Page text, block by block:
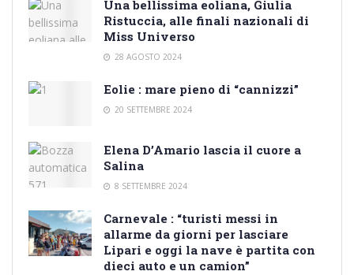
Una bellissima eoliana, Giulia
Ristuccia, alle finali nazionali di
Miss Universo
28 AGOSTO 2024
Eolie : mare pieno di “cannizzi”
20 SETTEMBRE 2024
Elena D’Amario lascia il cuore a
Salina
8 SETTEMBRE 2024
Carnevale : “turisti messi in
allarme da giorni per lasciare
Lipari e oggi la nave è partita con
dieci auto e un camion”